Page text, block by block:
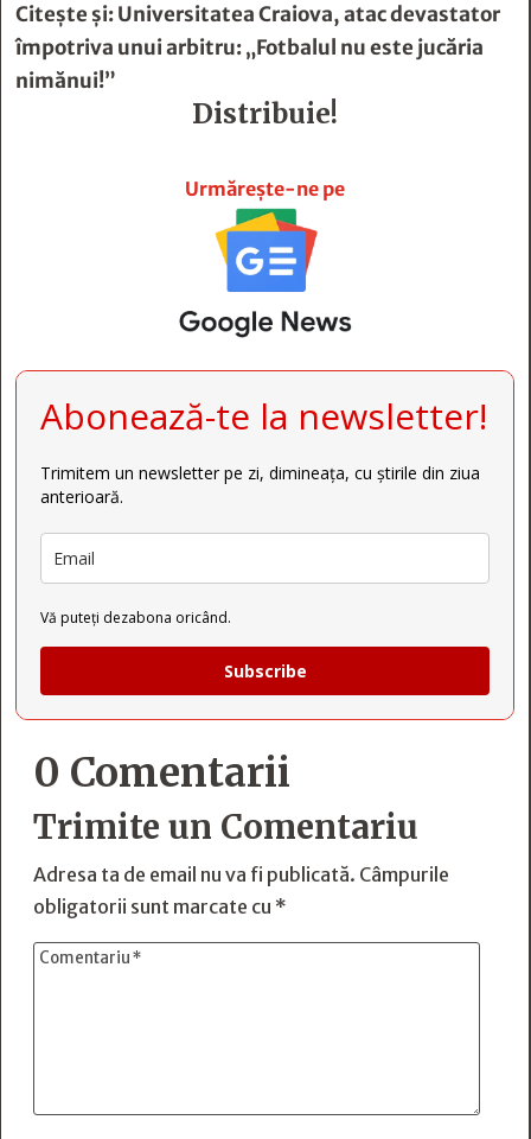
Citește și:Universitatea Craiova, atac devastator
împotriva unui arbitru: „Fotbalul nu este jucăria
nimănui!”
Distribuie!
Urmărește-ne pe
Abonează-te la newsletter!
Trimitem un newsletter pe zi, dimineața, cu știrile din ziua
anterioară.
Vă puteți dezabona oricând.
Subscribe
0 Comentarii
Trimite un Comentariu
Adresa ta de email nu va fi publicată. Câmpurile
obligatorii sunt marcate cu *